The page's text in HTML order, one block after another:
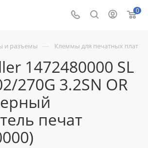
0
и разъемы — Клеммы для печатных плат
1472480000 SL
270G 3.2SN OR
печат